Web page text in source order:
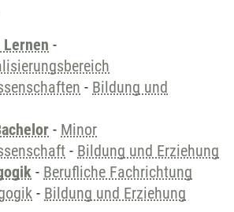
-
- Bildung und
- Minor
- Bildung und Erziehung
- Berufliche Fachrichtung
- Bildung und Erziehung